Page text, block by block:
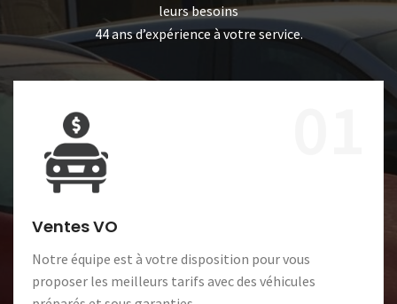
leurs besoins
44 ans d’expérience à votre service.
Ventes VO
Notre équipe est à votre disposition pour vous
proposer les meilleurs tarifs avec des véhicules